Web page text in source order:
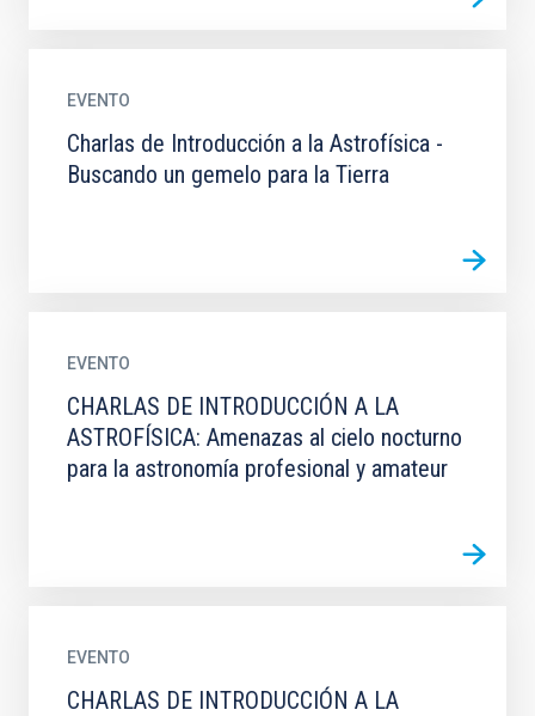
EVENTO
Charlas de Introducción a la Astrofísica -
Buscando un gemelo para la Tierra
EVENTO
CHARLAS DE INTRODUCCIÓN A LA
ASTROFÍSICA: Amenazas al cielo nocturno
para la astronomía profesional y amateur
EVENTO
CHARLAS DE INTRODUCCIÓN A LA